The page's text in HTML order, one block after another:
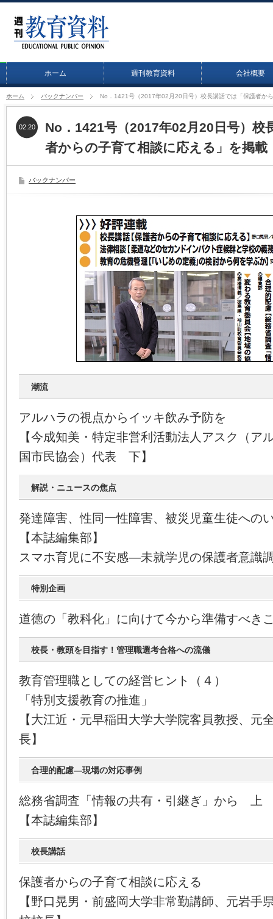
ホーム 週刊教育資料 会社概要
ホーム バックナンバー No．1421号（2017年02月20日号）校長講話では「保護者か
No．1421号（2017年02月20日号）校
者からの子育て相談に応える」を掲載
02.20
バックナンバー
潮流
アルハラの視点からイッキ飲み予防を
【今成知美・特定非営利活動法人アスク（ア
国市民協会）代表 下】
解説・ニュースの焦点
発達障害、性同一性障害、被災児童生徒への
【本誌編集部】
スマホ育児に不安感―未就学児の保護者意識
特別企画
道徳の「教科化」に向けて今から準備すべき
校長・教頭を目指す！管理職選考合格への流儀
教育管理職としての経営ヒント（４）
「特別支援教育の推進」
【大江近・元早稲田大学大学院客員教授、元
長】
合理的配慮―現場の対応事例
総務省調査「情報の共有・引継ぎ」から 上
【本誌編集部】
校長講話
保護者からの子育て相談に応える
【野口晃男・前盛岡大学非常勤講師、元岩手